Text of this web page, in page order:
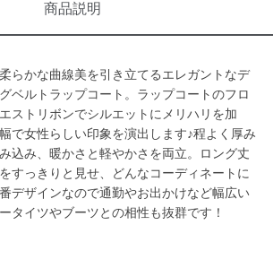
商品説明
らかな曲線美を引き立てるエレガントなデ
ベルトラップコート。ラップコートのフロ
ストリボンでシルエットにメリハリを加
で女性らしい印象を演出します♪程よく厚み
込み、暖かさと軽やかさを両立。ロング丈
すっきりと見せ、どんなコーディネートに
デザインなので通勤やお出かけなど幅広い
タイツやブーツとの相性も抜群です！